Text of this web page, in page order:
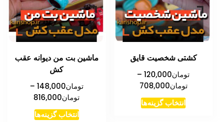
کشتی شخصیت قایق
تومان120,000
–
تومان708,000
انتخاب گزینه‌هااین
ماشین بت من دیوانه عقب
کش
تومان148,000
–
تومان816,000محدوده
انتخاب گزینه‌هااین